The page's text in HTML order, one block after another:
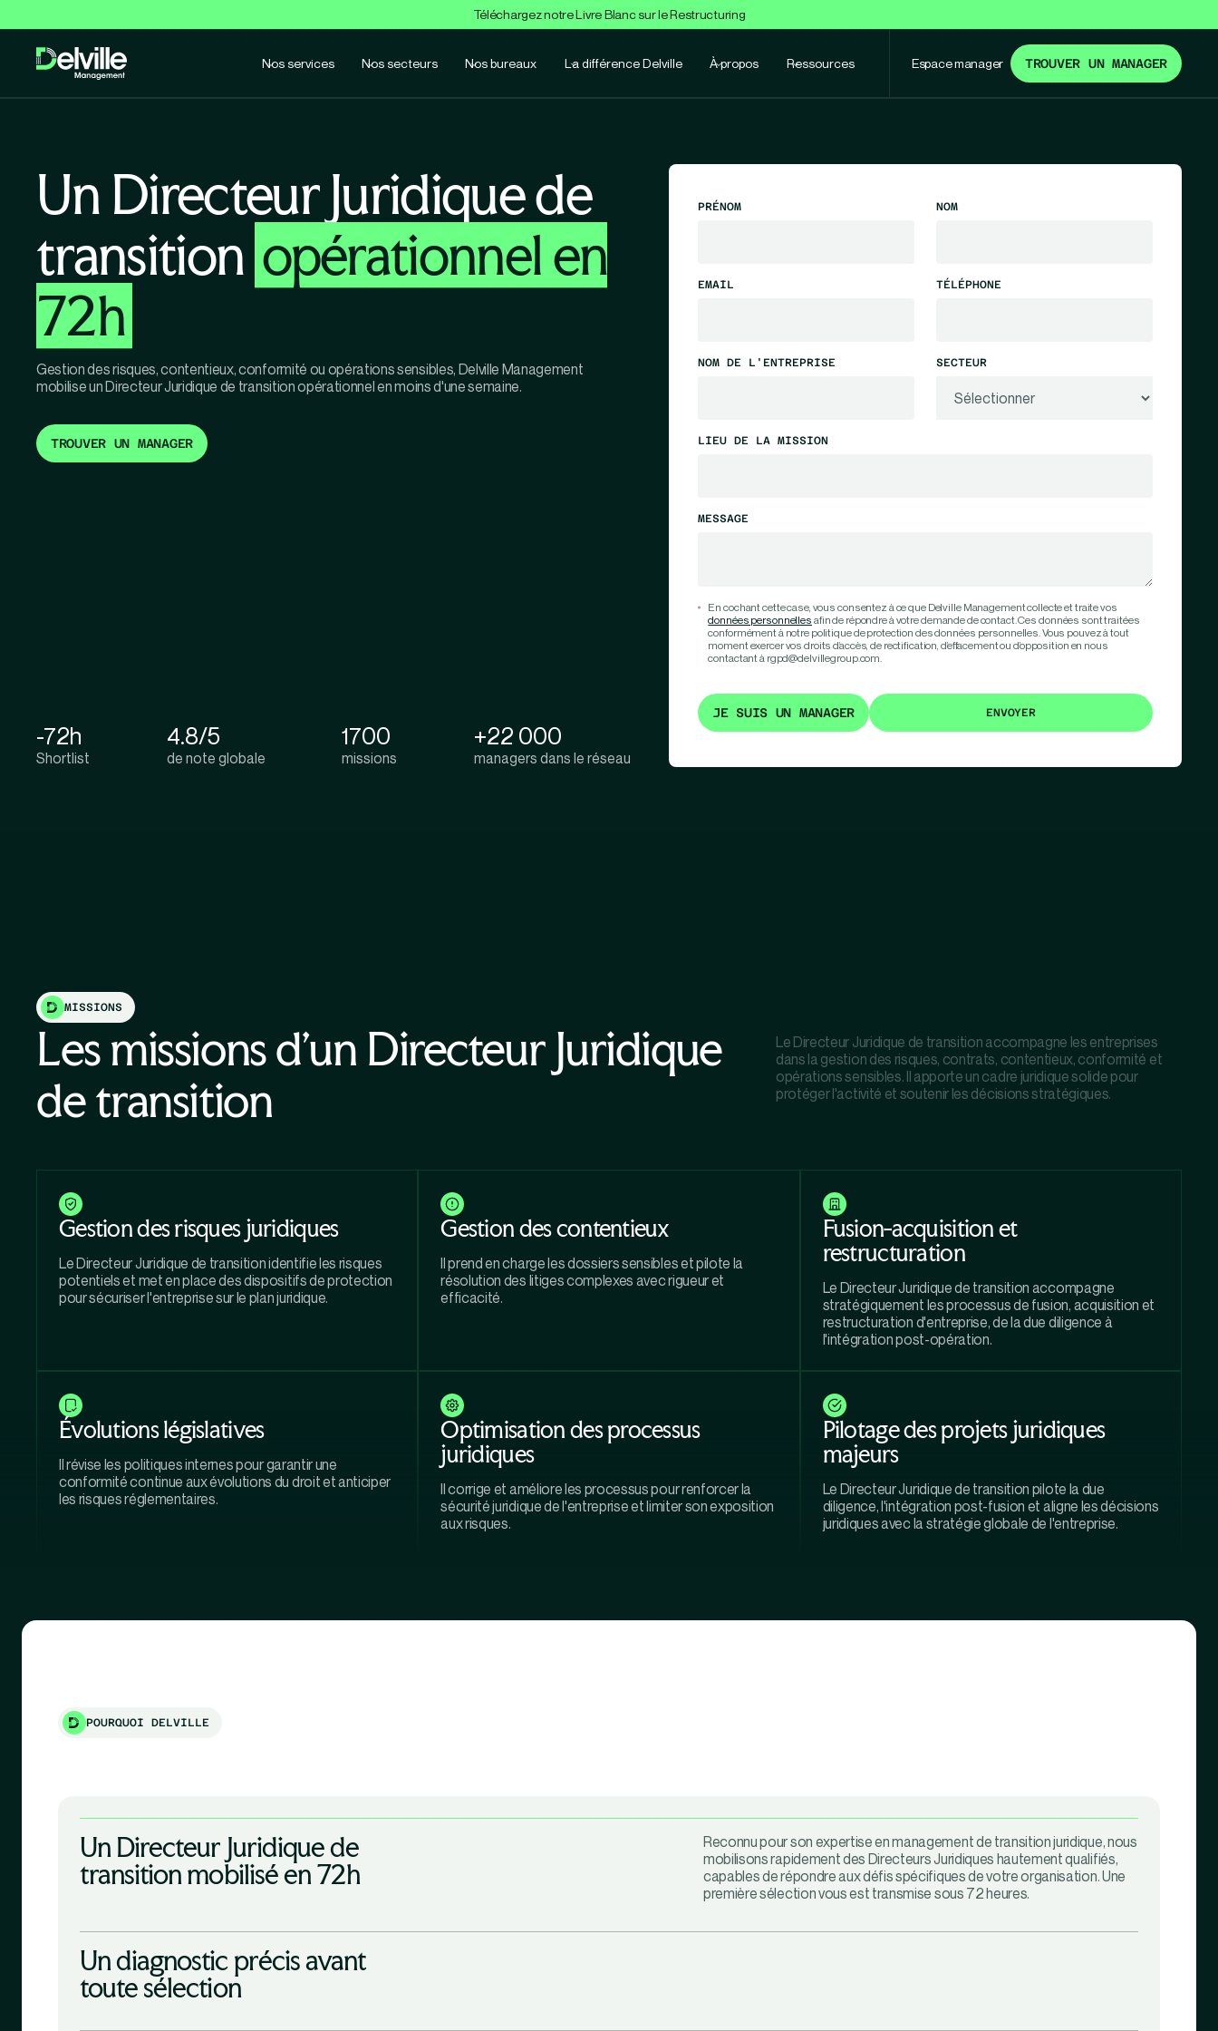
Téléchargez notre Livre Blanc sur le Restructuring
Nos services Nos secteurs Nos bureaux La différence Delville À propos Ressources Espace manager TROUVER UN MANAGER
Un Directeur Juridique de
transition opérationnel en
72h
Gestion des risques, contentieux, conformité ou opérations sensibles, Delville Management
mobilise un Directeur Juridique de transition opérationnel en moins d'une semaine.
TROUVER UN MANAGER
-72h
Shortlist
4.8/5
de note globale
1700
missions
+22 000
managers dans le réseau
PRÉNOM NOM
EMAIL TÉLÉPHONE
NOM DE L'ENTREPRISE SECTEUR
LIEU DE LA MISSION
MESSAGE
En cochant cette case, vous consentez à ce que Delville Management collecte et traite vos
données personnelles afin de répondre à votre demande de contact. Ces données sont traitées
conformément à notre politique de protection des données personnelles. Vous pouvez à tout
moment exercer vos droits d’accès, de rectification, d’effacement ou d’opposition en nous
contactant à rgpd@delvillegroup.com.
JE SUIS UN MANAGER
MISSIONS
Les missions d'un Directeur Juridique
de transition
Le Directeur Juridique de transition accompagne les entreprises
dans la gestion des risques, contrats, contentieux, conformité et
opérations sensibles. Il apporte un cadre juridique solide pour
protéger l'activité et soutenir les décisions stratégiques.
Gestion des risques juridiques
Le Directeur Juridique de transition identifie les risques
potentiels et met en place des dispositifs de protection
pour sécuriser l'entreprise sur le plan juridique.
Gestion des contentieux
Il prend en charge les dossiers sensibles et pilote la
résolution des litiges complexes avec rigueur et
efficacité.
Fusion-acquisition et
restructuration
Le Directeur Juridique de transition accompagne
stratégiquement les processus de fusion, acquisition et
restructuration d'entreprise, de la due diligence à
l'intégration post-opération.
Évolutions législatives
Il révise les politiques internes pour garantir une
conformité continue aux évolutions du droit et anticiper
les risques réglementaires.
Optimisation des processus
juridiques
Il corrige et améliore les processus pour renforcer la
sécurité juridique de l'entreprise et limiter son exposition
aux risques.
Pilotage des projets juridiques
majeurs
Le Directeur Juridique de transition pilote la due
diligence, l'intégration post-fusion et aligne les décisions
juridiques avec la stratégie globale de l'entreprise.
POURQUOI DELVILLE
Un Directeur Juridique de
transition mobilisé en 72h
Reconnu pour son expertise en management de transition juridique, nous
mobilisons rapidement des Directeurs Juridiques hautement qualifiés,
capables de répondre aux défis spécifiques de votre organisation. Une
première sélection vous est transmise sous 72 heures.
Un diagnostic précis avant
toute sélection